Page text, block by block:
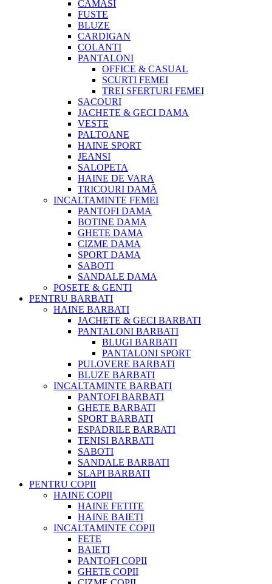
CAMASI
FUSTE
BLUZE
CARDIGAN
COLANTI
PANTALONI
OFFICE & CASUAL
SCURTI FEMEI
TREI SFERTURI FEMEI
SACOURI
JACHETE & GECI DAMA
VESTE
PALTOANE
HAINE SPORT
JEANSI
SALOPETA
HAINE DE VARA
TRICOURI DAMĂ
INCALTAMINTE FEMEI
PANTOFI DAMA
BOTINE DAMA
GHETE DAMA
CIZME DAMA
SPORT DAMA
SABOTI
SANDALE DAMA
POSETE & GENTI
PENTRU BARBATI
HAINE BARBATI
JACHETE & GECI BARBATI
PANTALONI BARBATI
BLUGI BARBATI
PANTALONI SPORT
PULOVERE BARBATI
BLUZE BARBATI
INCALTAMINTE BARBATI
PANTOFI BARBATI
GHETE BARBATI
SPORT BARBATI
ESPADRILE BARBATI
TENISI BARBATI
SABOTI
SANDALE BARBATI
SLAPI BARBATI
PENTRU COPII
HAINE COPII
HAINE FETITE
HAINE BAIETI
INCALTAMINTE COPII
FETE
BAIETI
PANTOFI COPII
GHETE COPII